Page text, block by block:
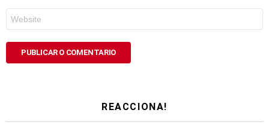
REACCIONA!